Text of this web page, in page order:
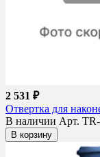
2 531 ₽
Отвертка для
В наличии Арт.
В корзину